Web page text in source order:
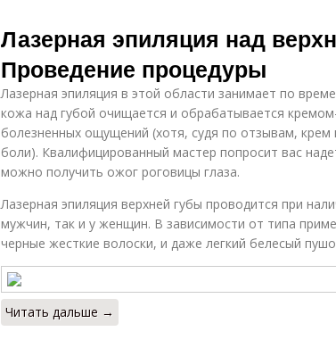
Лазерная эпиляция над
Проведение процедуры
Лазерная эпиляция в этой области занимает по
кожа над губой очищается и обрабатывается
болезненных ощущений (хотя, судя по отзывам, крем
боли). Квалифицированный мастер попросит вас
можно получить ожог роговицы глаза.
Лазерная эпиляция верхней губы проводится при
мужчин, так и у женщин. В зависимости от типа
черные жесткие волоски, и даже легкий белесый
Читать дальше →